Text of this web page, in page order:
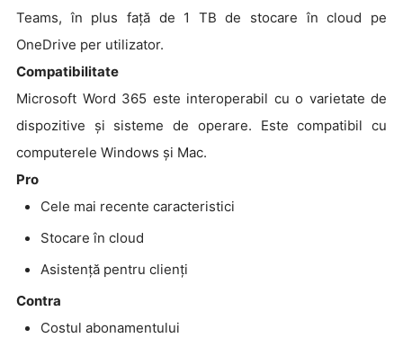
Teams, în plus față de 1 TB de stocare în cloud pe
OneDrive per utilizator.
Compatibilitate
Microsoft Word 365 este interoperabil cu o varietate de
dispozitive și sisteme de operare. Este compatibil cu
computerele Windows și Mac.
Pro
Cele mai recente caracteristici
Stocare în cloud
Asistență pentru clienți
Contra
Costul abonamentului